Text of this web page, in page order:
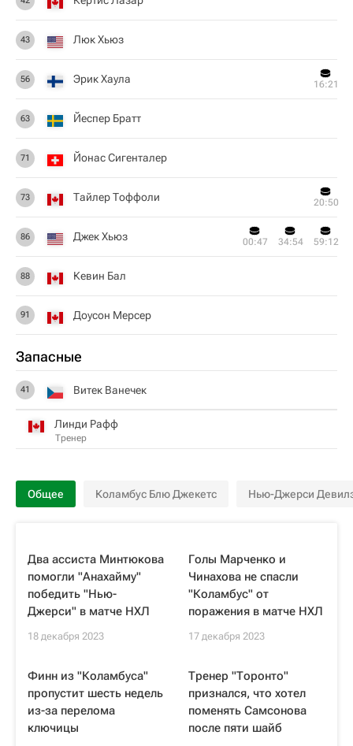
43 Люк Хьюз
56 Эрик Хаула 16:21
63 Йеспер Братт
71 Йонас Сигенталер
73 Тайлер Тоффоли 20:50
86 Джек Хьюз 00:47 34:54 59:12
88 Кевин Бал
91 Доусон Мерсер
Запасные
41 Витек Ванечек
Линди Рафф
Тренер
Общее Коламбус Блю Джекетс Нью-Джерси
Два ассиста Минтюкова
помогли "Анахайму"
победить "Нью-
Джерси" в матче НХЛ
18 декабря 2023
Голы Марченко и
Чинахова не спасли
"Коламбус" от
поражения в матче НХЛ
17 декабря 2023
Финн из "Коламбуса"
пропустит шесть недель
из-за перелома
ключицы
Тренер "Торонто"
признался, что хотел
поменять Самсонова
после пяти шайб